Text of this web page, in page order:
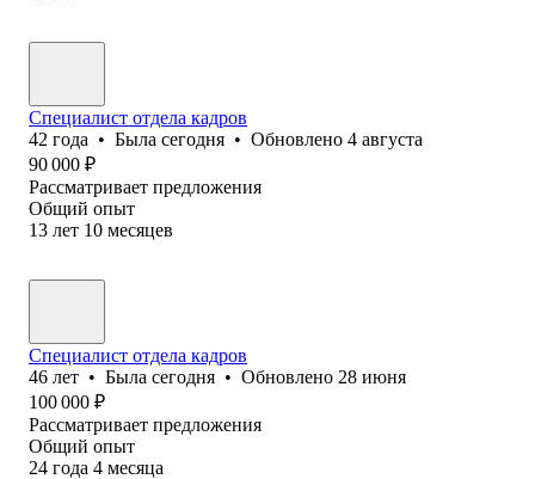
Специалист отдела кадров
42 года • Была сегодня • Обновлено 4 августа
90 000 ₽
Рассматривает предложения
Общий опыт
13 лет 10 месяцев
Специалист отдела кадров
46 лет • Была сегодня • Обновлено 28 июня
100 000 ₽
Рассматривает предложения
Общий опыт
24 года 4 месяца